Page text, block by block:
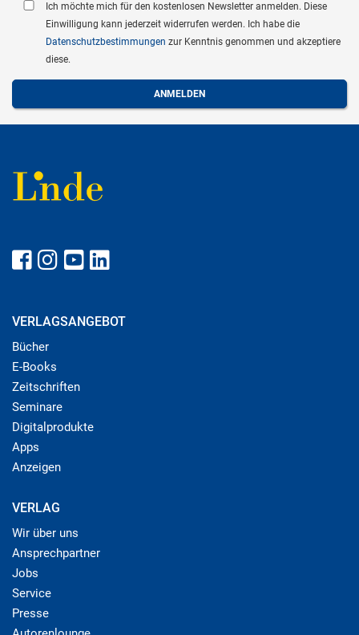
Ich möchte mich für den kostenlosen Newsletter anmelden. Diese
Einwilligung kann jederzeit widerrufen werden. Ich habe die
Datenschutzbestimmungen zur Kenntnis genommen und akzeptiere
diese.
VERLAGSANGEBOT
Bücher
E-Books
Zeitschriften
Seminare
Digitalprodukte
Apps
Anzeigen
VERLAG
Wir über uns
Ansprechpartner
Jobs
Service
Presse